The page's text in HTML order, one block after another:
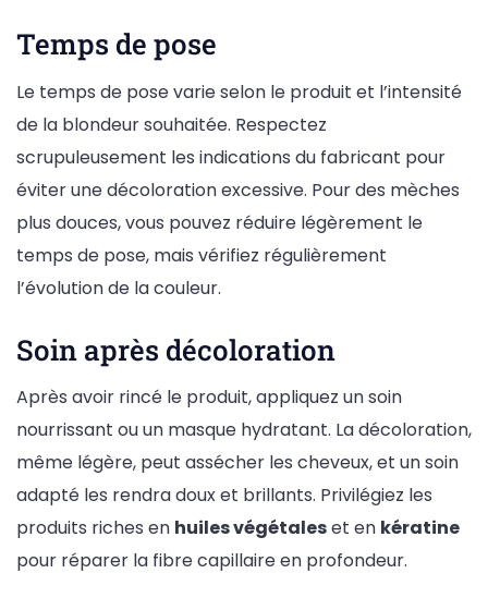
Temps de pose
Le temps de pose varie selon le produit et l’intensité
de la blondeur souhaitée. Respectez
scrupuleusement les indications du fabricant pour
éviter une décoloration excessive. Pour des mèches
plus douces, vous pouvez réduire légèrement le
temps de pose, mais vérifiez régulièrement
l’évolution de la couleur.
Soin après décoloration
Après avoir rincé le produit, appliquez un soin
nourrissant ou un masque hydratant. La décoloration,
même légère, peut assécher les cheveux, et un soin
adapté les rendra doux et brillants. Privilégiez les
produits riches en huiles végétaleset en kératine
pour réparer la fibre capillaire en profondeur.